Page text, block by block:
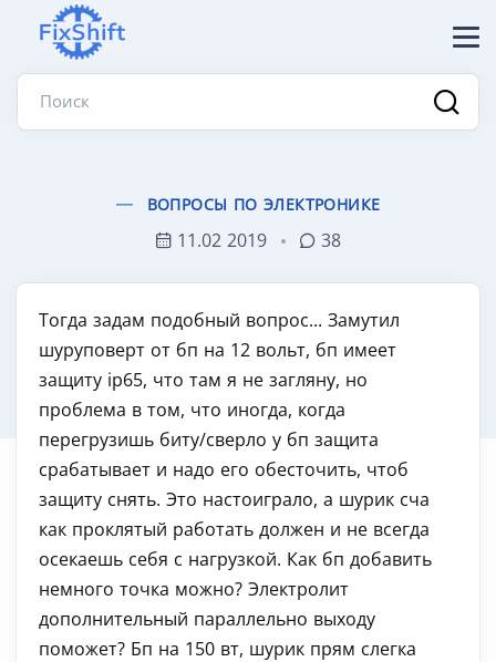
Поиск
ВОПРОСЫ ПО ЭЛЕКТРОНИКЕ
11.02 2019 38
Тогда задам подобный вопрос... Замутил
шуруповерт от бп на 12 вольт, бп имеет
защиту ip65, что там я не загляну, но
проблема в том, что иногда, когда
перегрузишь биту/сверло у бп защита
срабатывает и надо его обесточить, чтоб
защиту снять. Это настоиграло, а шурик сча
как проклятый работать должен и не всегда
осекаешь себя с нагрузкой. Как бп добавить
немного точка можно? Электролит
дополнительный параллельно выходу
поможет? Бп на 150 вт, шурик прям слегка